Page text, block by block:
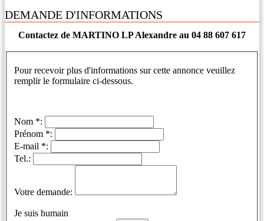
DEMANDE D'INFORMATIONS
Contactez de MARTINO LP Alexandre au 04 88 607 617
Pour recevoir plus d'informations sur cette annonce veuillez
remplir le formulaire ci-dessous.
Nom *:
Prénom *:
E-mail *:
Tel.:
Votre demande:
Je suis humain